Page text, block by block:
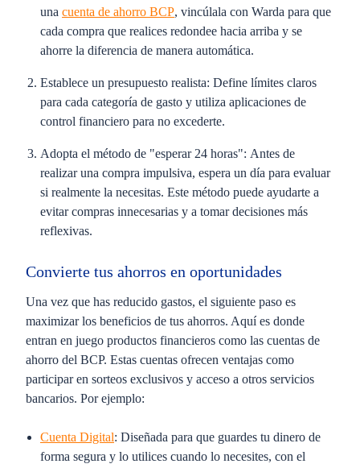
una cuenta de ahorro BCP, vincúlala con Warda para que
cada compra que realices redondee hacia arriba y se
ahorre la diferencia de manera automática.
Establece un presupuesto realista: Define límites claros
para cada categoría de gasto y utiliza aplicaciones de
control financiero para no excederte.
Adopta el método de "esperar 24 horas": Antes de
realizar una compra impulsiva, espera un día para evaluar
si realmente la necesitas. Este método puede ayudarte a
evitar compras innecesarias y a tomar decisiones más
reflexivas.
Convierte tus ahorros en oportunidades
Una vez que has reducido gastos, el siguiente paso es
maximizar los beneficios de tus ahorros. Aquí es donde
entran en juego productos financieros como las cuentas de
ahorro del BCP. Estas cuentas ofrecen ventajas como
participar en sorteos exclusivos y acceso a otros servicios
bancarios. Por ejemplo:
Cuenta Digital: Diseñada para que guardes tu dinero de
forma segura y lo utilices cuando lo necesites, con el